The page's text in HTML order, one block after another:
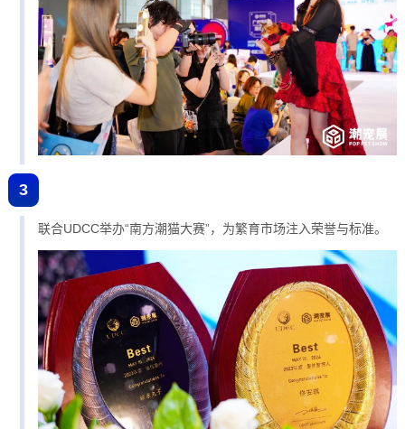
3
联合UDCC举办“南方潮猫大赛”，为繁育市场注入荣誉与标准。